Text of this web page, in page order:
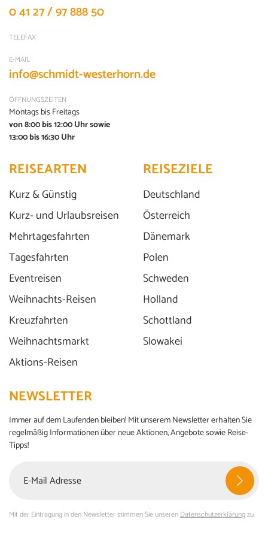
SAISON
Herbst 2027 (0)
Frühling 2027
Herbst 2026
Winter 2024/2025
Winter 2026 / 2027
0 41 27 / 97 888 50
TELEFAX
E-MAIL
info@schmidt-westerhorn.de
ÖFFNUNGSZEITEN
Montags bis Freitags
von 8:00 bis 12:00 Uhr sowie
13:00 bis 16:30 Uhr
REISEARTEN
Kurz & Günstig
Kurz- und Urlaubsreisen
Mehrtagesfahrten
Tagesfahrten
Eventreisen
Weihnachts-Reisen
Kreuzfahrten
Weihnachtsmarkt
Aktions-Reisen
REISEZIELE
Deutschland
Österreich
Dänemark
Polen
Schweden
Holland
Schottland
Slowakei
NEWSLETTER
Immer auf dem Laufenden bleiben! Mit unserem Newsletter erhalten Sie
regelmäßig Informationen über neue Aktionen, Angebote sowie Reise-
Tipps!
Mit der Eintragung in den Newsletter stimmen Sie unserenDatenschutzerklärungzu.